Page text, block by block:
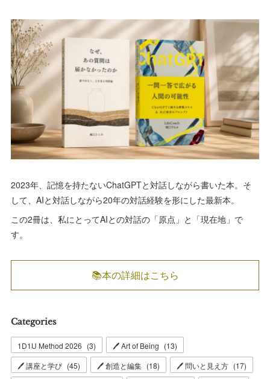
2023年、記憶を持たないChatGPTと対話しながら書いた本。そ
して、AIと対話しながら20年の対話経験を形にした最新本。
この2冊は、私にとってAIとの対話の「原点」と「現在地」で
す。
📚本の詳細はこちら
Categories
1D1U Method 2026 (3) 🖊 Art of Being (13)
🖊 講座と学び (45) 🖊 創造と編集 (18) 🖊 問いと見え方 (17)